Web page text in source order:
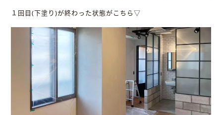
１回目(下塗り)が終わった状態がこちら▽